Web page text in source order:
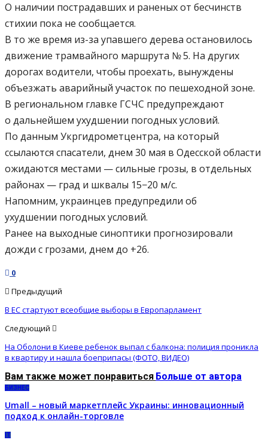
О наличии пострадавших и раненых от бесчинств
стихии пока не сообщается.
В то же время из-за упавшего дерева остановилось
движение трамвайного маршрута № 5. На других
дорогах водители, чтобы проехать, вынуждены
объезжать аварийный участок по пешеходной зоне.
В региональном главке ГСЧС предупреждают
о дальнейшем ухудшении погодных условий.
По данным Укргидрометцентра, на который
ссылаются спасатели, днем 30 мая в Одесской области
ожидаются местами — сильные грозы, в отдельных
районах — град и шквалы 15−20 м/с.
Напомним, украинцев предупредили об
ухудшении погодных условий.
Ранее на выходные синоптики прогнозировали
дожди с грозами, днем до +26.
0
Предыдущий
В ЕС стартуют всеобщие выборы в Европарламент
Следующий
На Оболони в Киеве ребенок выпал с балкона: полиция проникла
в квартиру и нашла боеприпасы (ФОТО, ВИДЕО)
Вам также может понравиться Больше от автора
БИЗНЕС
Umall – новый маркетплейс Украины: инновационный
подход к онлайн-торговле